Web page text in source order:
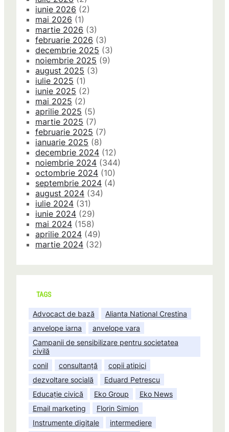
iunie 2026 (2)
mai 2026 (1)
martie 2026 (3)
februarie 2026 (3)
decembrie 2025 (3)
noiembrie 2025 (9)
august 2025 (3)
iulie 2025 (1)
iunie 2025 (2)
mai 2025 (2)
aprilie 2025 (5)
martie 2025 (7)
februarie 2025 (7)
ianuarie 2025 (8)
decembrie 2024 (12)
noiembrie 2024 (344)
octombrie 2024 (10)
septembrie 2024 (4)
august 2024 (34)
iulie 2024 (31)
iunie 2024 (29)
mai 2024 (158)
aprilie 2024 (49)
martie 2024 (32)
TAGS
Advocact de bază
Alianta National Crestina
anvelope iarna
anvelope vara
Campanii de sensibilizare pentru societatea
civilă
conil
consultanță
copii atipici
dezvoltare socială
Eduard Petrescu
Educație civică
Eko Group
Eko News
Email marketing
Florin Simion
Instrumente digitale
intermediere